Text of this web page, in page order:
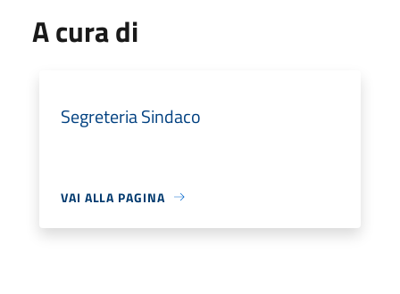
A cura di
Segreteria Sindaco
VAI ALLA PAGINA